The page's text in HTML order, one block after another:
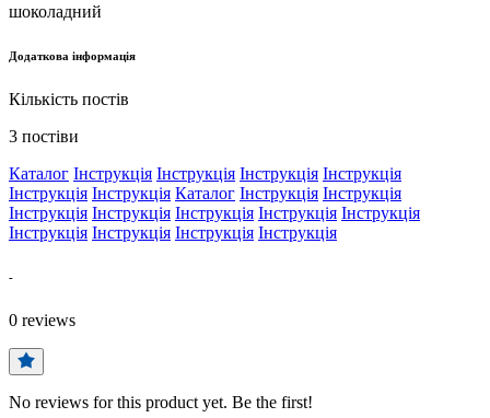
шоколадний
Додаткова інформація
Кількість постів
3 постіви
Каталог Інструкція Інструкція Інструкція Інструкція
Інструкція Інструкція Каталог Інструкція Інструкція
Інструкція Інструкція Інструкція Інструкція Інструкція
Інструкція Інструкція Інструкція Інструкція
-
0 reviews
No reviews for this product yet. Be the first!